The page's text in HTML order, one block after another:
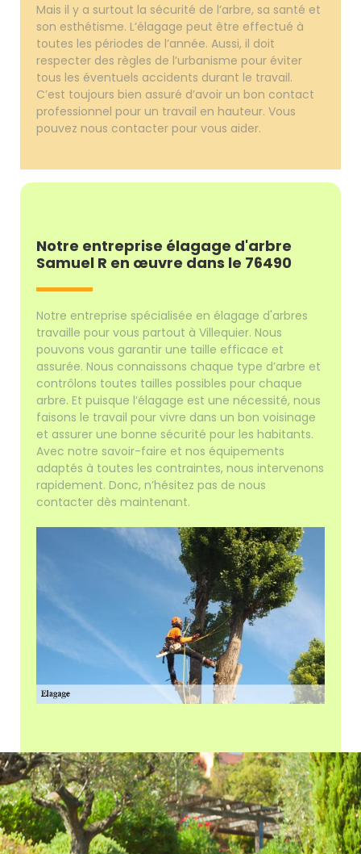
Mais il y a surtout la sécurité de l’arbre, sa santé et
son esthétisme. L’élagage peut être effectué à
toutes les périodes de l’année. Aussi, il doit
respecter des règles de l’urbanisme pour éviter
tous les éventuels accidents durant le travail.
C’est toujours bien assuré d’avoir un bon contact
professionnel pour un travail en hauteur. Vous
pouvez nous contacter pour vous aider.
Notre entreprise élagage d'arbre
Samuel R en œuvre dans le 76490
Notre entreprise spécialisée en élagage d'arbres
travaille pour vous partout à Villequier. Nous
pouvons vous garantir une taille efficace et
assurée. Nous connaissons chaque type d’arbre et
contrôlons toutes tailles possibles pour chaque
arbre. Et puisque l’élagage est une nécessité, nous
faisons le travail pour vivre dans un bon voisinage
et assurer une bonne sécurité pour les habitants.
Avec notre savoir-faire et nos équipements
adaptés à toutes les contraintes, nous intervenons
rapidement. Donc, n’hésitez pas de nous
contacter dès maintenant.